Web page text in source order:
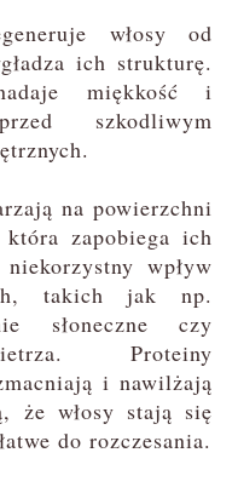
włosy od
ich strukturę.
miękkość i
szkodliwym
na powierzchni
która zapobiega ich
wpływ
takich jak np.
słoneczne czy
Proteiny
i nawilżają
że włosy stają się
do rozczesania.